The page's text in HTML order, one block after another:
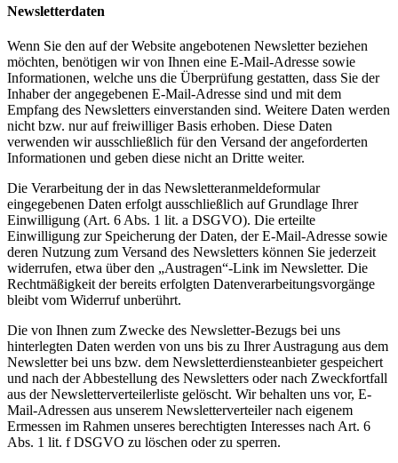
Newsletterdaten
Wenn Sie den auf der Website angebotenen Newsletter beziehen
möchten, benötigen wir von Ihnen eine E-Mail-Adresse sowie
Informationen, welche uns die Überprüfung gestatten, dass Sie der
Inhaber der angegebenen E-Mail-Adresse sind und mit dem
Empfang des Newsletters einverstanden sind. Weitere Daten werden
nicht bzw. nur auf freiwilliger Basis erhoben. Diese Daten
verwenden wir ausschließlich für den Versand der angeforderten
Informationen und geben diese nicht an Dritte weiter.
Die Verarbeitung der in das Newsletteranmeldeformular
eingegebenen Daten erfolgt ausschließlich auf Grundlage Ihrer
Einwilligung (Art. 6 Abs. 1 lit. a DSGVO). Die erteilte
Einwilligung zur Speicherung der Daten, der E-Mail-Adresse sowie
deren Nutzung zum Versand des Newsletters können Sie jederzeit
widerrufen, etwa über den „Austragen“-Link im Newsletter. Die
Rechtmäßigkeit der bereits erfolgten Datenverarbeitungsvorgänge
bleibt vom Widerruf unberührt.
Die von Ihnen zum Zwecke des Newsletter-Bezugs bei uns
hinterlegten Daten werden von uns bis zu Ihrer Austragung aus dem
Newsletter bei uns bzw. dem Newsletterdiensteanbieter gespeichert
und nach der Abbestellung des Newsletters oder nach Zweckfortfall
aus der Newsletterverteilerliste gelöscht. Wir behalten uns vor, E-
Mail-Adressen aus unserem Newsletterverteiler nach eigenem
Ermessen im Rahmen unseres berechtigten Interesses nach Art. 6
Abs. 1 lit. f DSGVO zu löschen oder zu sperren.